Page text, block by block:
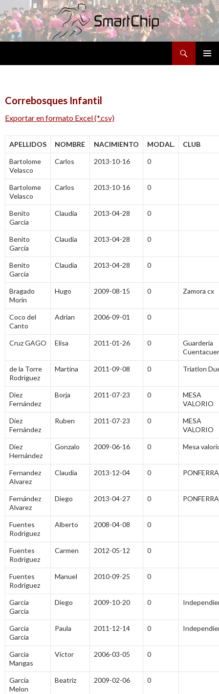
Correbosques Infantil
Exportar en formato Excel (*.csv)
APELLIDOS NOMBRE NACIMIENTO MODAL. CLUB
Bartolome
Velasco
Carlos 2013-10-16 0
Bartolome
Velasco
Carlos 2013-10-16 0
Benito
García
Claudia 2013-04-28 0
Benito
García
Claudia 2013-04-28 0
Benito
García
Claudia 2013-04-28 0
Bragado
Morin
Hugo 2009-08-15 0 Zamora cx
Coco del
Canto
Adrian 2006-09-01 0
Cruz GAGO Elisa 2011-01-26 0
Guardería
de la Torre
Rodriguez
Martina 2011-09-08 0 Triatlon
Diez
Fernández
Borja 2011-07-23 0
MESA
VALORIO
Diez
Fernández
Ruben 2011-07-23 0
MESA
VALORIO
Diez
Hernández
Gonzalo 2009-06-16 0 Mesa
Fernandez
Alvarez
Claudia 2013-12-04 0
Fernández
Alvarez
Diego 2013-04-27 0
Fuentes
Rodriguez
Alberto 2008-04-08 0
Fuentes
Rodriguez
Carmen 2012-05-12 0
Fuentes
Rodriguez
Manuel 2010-09-25 0
García
García
Diego 2009-10-20 0
García
García
Paula 2011-12-14 0
Garcia
Mangas
Victor 2006-03-05 0
García
Melon
Beatriz 2009-02-06 0